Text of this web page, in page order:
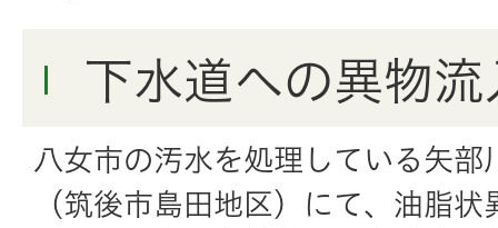
下水道への異物
八女市の汚水を処理している 矢部
（筑後市島田地区） にて、 油脂状